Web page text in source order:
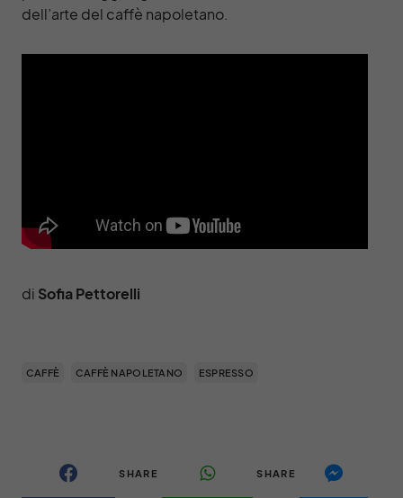
dell’arte del caffè napoletano.
di Sofia Pettorelli
CAFFÈ CAFFÈ NAPOLETANO ESPRESSO
SHARE SHARE